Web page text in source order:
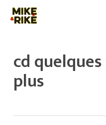
Skip
cd
plus